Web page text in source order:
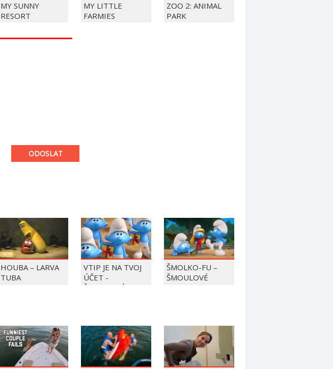
MY SUNNY
RESORT
MY LITTLE
FARMIES
ZOO 2: ANIMAL
PARK
ODOSLAT
HOUBA – LARVA
TUBA
VTIP JE NA TVOJ
ÚČET -
ŠMOULOVÉ
ŠMOLKO-FU –
ŠMOULOVÉ